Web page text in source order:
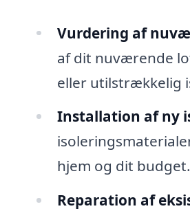
Vurdering af
af dit nuværende
eller utilstrækkelig
Installation af ny
hjem og dit budget.
Reparation af